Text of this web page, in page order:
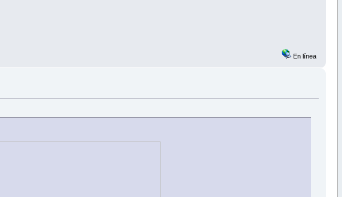
En línea